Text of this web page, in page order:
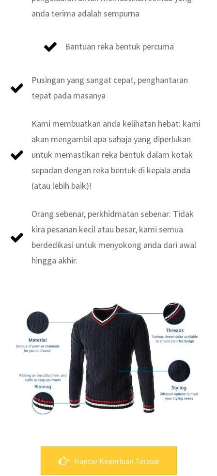
anda terima adalah sempurna
Bantuan reka bentuk percuma
Pusingan yang sangat cepat, penghantaran
tepat pada masanya
Kami membuatkan anda kelihatan hebat: kami
akan mengambil apa sahaja yang diperlukan
untuk memastikan reka bentuk dalam kotak
sepadan dengan reka bentuk di kepala anda
(atau lebih baik)!
Orang sebenar, perkhidmatan sebenar: Tidak
kira pesanan kecil atau besar, kami semua
berdedikasi untuk menyokong anda dari awal
hingga akhir.
Hantar Keperluan Tersuai